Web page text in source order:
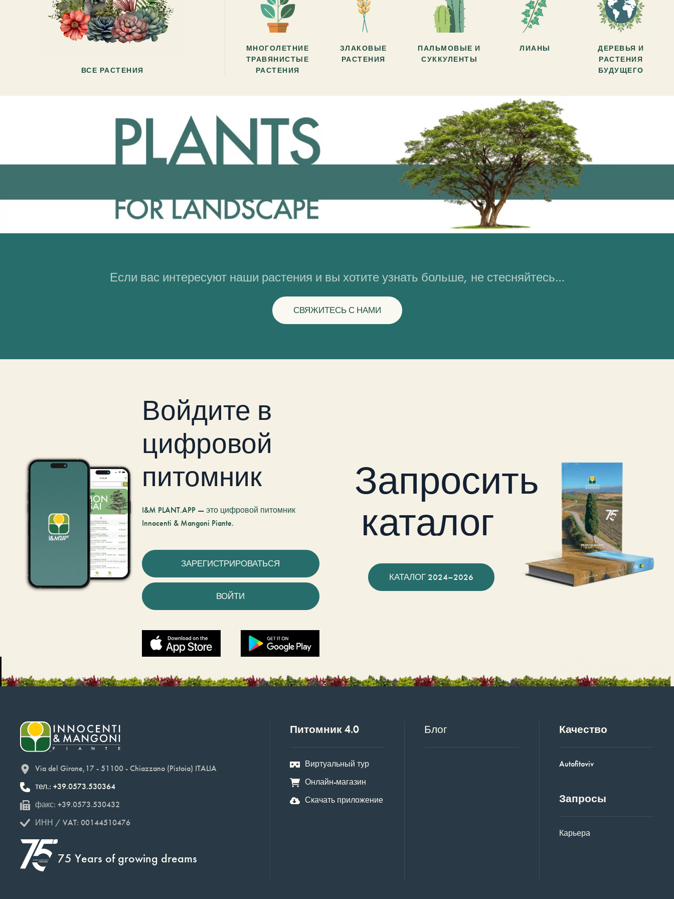
ВСЕ РАСТЕНИЯ
МНОГОЛЕТНИЕ
ТРАВЯНИСТЫЕ
РАСТЕНИЯ
ЗЛАКОВЫЕ
РАСТЕНИЯ
ПАЛЬМОВЫЕ И
СУККУЛЕНТЫ
ЛИАНЫ
ДЕРЕВЬЯ И
РАСТЕНИЯ
БУДУЩЕГО
Если вас интересуют наши растения и вы хотите узнать больше, не стесняйтесь…
СВЯЖИТЕСЬ С НАМИ
Войдите в
цифровой
питомник
I&M PLANT.APP — это цифровой питомник
Innocenti & Mangoni Piante.
ЗАРЕГИСТРИРОВАТЬСЯ
ВОЙТИ
Запросить
каталог
КАТАЛОГ 2024–2026
Via del Girone,17 - 51100 - Chiazzano (Pistoia) ITALIA
тел.: +39.0573.530364
факс: +39.0573.530432
ИНН / VAT: 00144510476
75 Years of growing dreams
Питомник 4.0
Виртуальный тур
Онлайн-магазин
Скачать приложение
Блог Качество
Autofitoviv
Запросы
Карьера